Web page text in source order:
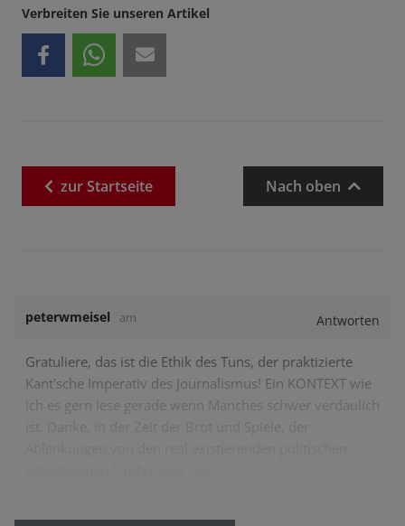
Verbreiten Sie unseren Artikel
zurStartseite Nach oben
peterwmeisel am Antworten
Gratuliere, das ist die Ethik des Tuns, der praktizierte
Kant'sche Imperativ des Journalismus! Ein KONTEXT wie
ich es gern lese gerade wenn Manches schwer verdaulich